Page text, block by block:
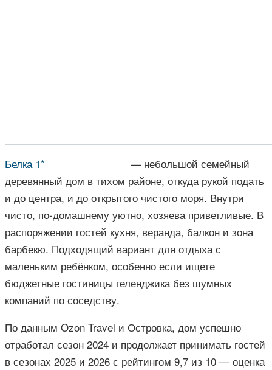
Белка 1*
— небольшой семейный
деревянный дом в тихом районе, откуда рукой подать
и до центра, и до открытого чистого моря. Внутри
чисто, по-домашнему уютно, хозяева приветливые. В
распоряжении гостей кухня, веранда, балкон и зона
барбекю. Подходящий вариант для отдыха с
маленьким ребёнком, особенно если ищете
бюджетные гостиницы геленджика без шумных
компаний по соседству.
По данным Ozon Travel и Островка, дом успешно
отработал сезон 2024 и продолжает принимать гостей
в сезонах 2025 и 2026 с рейтингом 9,7 из 10 — оценка